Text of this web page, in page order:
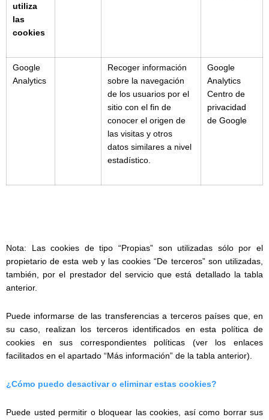
utiliza
las
cookies
Google
Analytics
Recoger información
sobre la navegación
de los usuarios por el
sitio con el fin de
conocer el origen de
las visitas y otros
datos similares a nivel
estadístico.
Google
Analytics
Centro de
privacidad
de Google
Nota: Las cookies de tipo “Propias” son utilizadas sólo por el
propietario de esta web y las cookies “De terceros” son utilizadas,
también, por el prestador del servicio que está detallado la tabla
anterior.
Puede informarse de las transferencias a terceros países que, en
su caso, realizan los terceros identificados en esta política de
cookies en sus correspondientes políticas (ver los enlaces
facilitados en el apartado “Más información” de la tabla anterior).
¿Cómo puedo desactivar o eliminar estas cookies?
Puede usted permitir o bloquear las cookies, así como borrar sus